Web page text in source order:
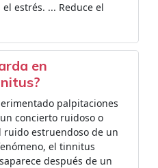
estrés. ... Reduce el
en
palpitaciones
concierto ruidoso o
ruido estruendoso de un
el tinnitus
después de un